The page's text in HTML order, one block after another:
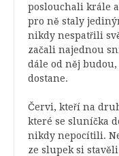
poslouchali krále
pro ně staly
nikdy nespatřili
začali najednou
dále od něj
dostane.
Červi, kteří na
které se sluníčka
nikdy nepocítili.
ze slupek si